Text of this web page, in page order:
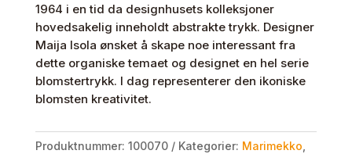
1964 i en tid da designhusets kolleksjoner
hovedsakelig inneholdt abstrakte trykk. Designer
Maija Isola ønsket å skape noe interessant fra
dette organiske temaet og designet en hel serie
blomstertrykk. I dag representerer den ikoniske
blomsten kreativitet.
Produktnummer: 100070 Kategorier: Marimekko